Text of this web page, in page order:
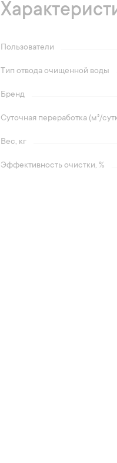
Пользователи
Тип отвода очищенной воды
Бренд
Суточная переработка (м³/
Вес, кг
Эффективность очистки, %